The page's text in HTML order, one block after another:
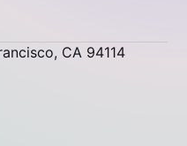
CA 94114